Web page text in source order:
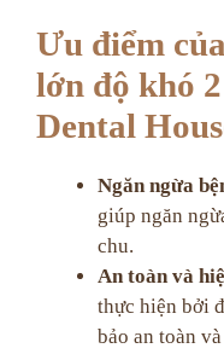
Ưu điểm
lớn độ khó
Dental
Ngăn ngừa
giúp ngăn
chu.
An toàn và
thực hiện bởi
bảo an toàn